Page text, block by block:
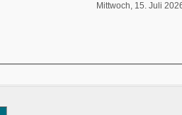
Mittwoch, 15. Juli